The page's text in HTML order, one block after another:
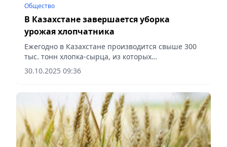
Общество
В Казахстане завершается уборка
урожая хлопчатника
Ежегодно в Казахстане производится свыше 300
тыс. тонн хлопка-сырца, из которых
вырабатывается 70–75 тыс. тонн хлопкового
волокна, сообщает Vecher.kz.
30.10.2025 09:36